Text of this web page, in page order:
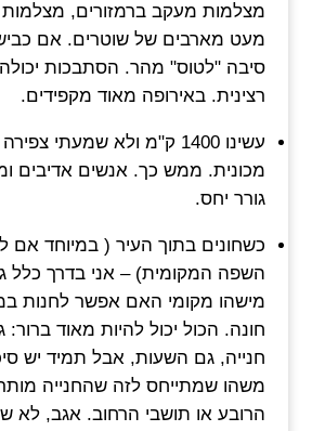
מצלמות מעקב ברמזורים, מצלמות
מעט מארבים של שוטרים. אם
סיבה "לטוס" מהר. הסתבכות
רצינית. באירופה מאוד מקפידים.
עשינו 1400 ק"מ ולא שמעתי
מכונית. ממש כך. אנשים אדיבים
גורר יחס.
כשחונים בתוך העיר ( במיוחד אם
השפה המקומית) – אני בדרך כלל
מישהו מקומי האם אפשר לחנות
חונה. הכול יכול להיות מאוד ברור:
חנייה, גם השעות, אבל תמיד יש
משהו שמתייחס לזה שהחנייה
הרובע או תושבי הרחוב. אגב, לא